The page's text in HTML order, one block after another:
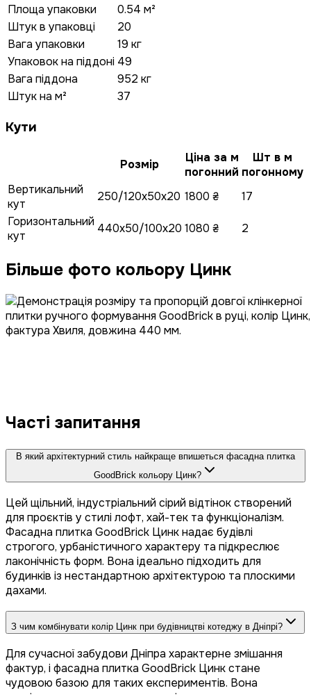
Площа упаковки
0.54 м²
Штук в упаковці
20
Вага упаковки
19 кг
Упаковок на піддоні 49
Вага піддона
952 кг
Штук на м²
37
Кути
Розмір
Ціна за м
погонний
Шт в м
погонному
Вертикальний
кут
250/120x50x20 1800 ₴
17
Горизонтальний
кут
440x50/100x20 1080 ₴ 2
Більше фото кольору Цинк
Часті запитання
В який архітектурний стиль найкраще впишеться фасадна плитка
GoodBrick кольору Цинк?
Цей щільний, індустріальний сірий відтінок створений
для проєктів у стилі лофт, хай-тек та функціоналізм.
Фасадна плитка GoodBrick Цинк надає будівлі
строгого, урбаністичного характеру та підкреслює
лаконічність форм. Вона ідеально підходить для
будинків із нестандартною архітектурою та плоскими
дахами.
З чим комбінувати колір Цинк при будівництві котеджу в Дніпрі?
Для сучасної забудови Дніпра характерне змішання
фактур, і фасадна плитка GoodBrick Цинк стане
чудовою базою для таких експериментів. Вона